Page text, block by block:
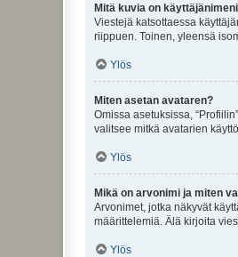
Mitä kuvia on
Viestejä katsottaessa
riippuen. Toinen, yleensä
Ylös
Miten asetan avataren?
Omissa asetuksissa,
valitsee mitkä avatarien
Ylös
Mikä on arvonimi ja miten
Arvonimet, jotka näkyvät
määrittelemiä. Älä kirjoita
Ylös